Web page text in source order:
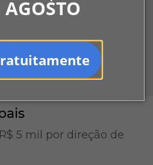
AGOSTO
Garagens
5 mil por direção de